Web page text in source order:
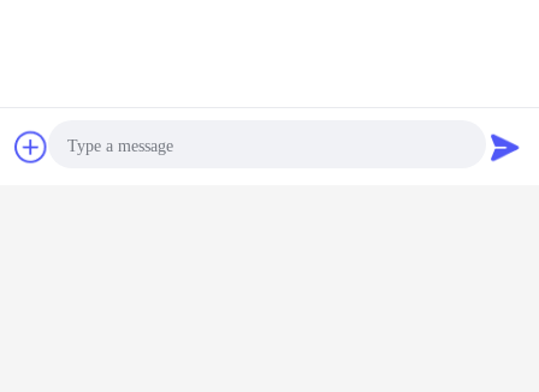
多く 小松の歯車ポンプ
チャット